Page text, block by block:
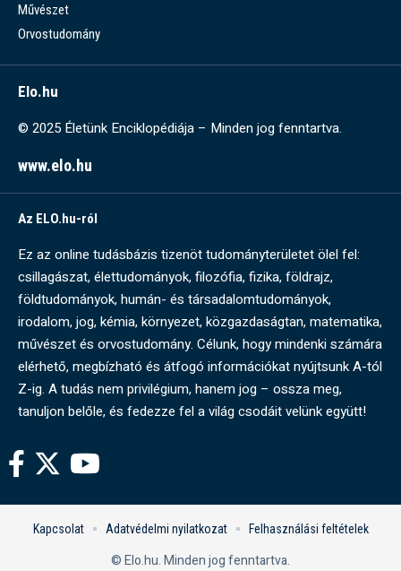
Művészet
Orvostudomány
Elo.hu
© 2025 Életünk Enciklopédiája – Minden jog fenntartva.
www.elo.hu
Az ELO.hu-ról
Ez az online tudásbázis tizenöt tudományterületet ölel fel:
csillagászat, élettudományok, filozófia, fizika, földrajz,
földtudományok, humán- és társadalomtudományok,
irodalom, jog, kémia, környezet, közgazdaságtan, matematika,
művészet és orvostudomány. Célunk, hogy mindenki számára
elérhető, megbízható és átfogó információkat nyújtsunk A-tól
Z-ig. A tudás nem privilégium, hanem jog – ossza meg,
tanuljon belőle, és fedezze fel a világ csodáit velünk együtt!
© Elo.hu. Minden jog fenntartva.
Kapcsolat Adatvédelmi nyilatkozat Felhasználási feltételek